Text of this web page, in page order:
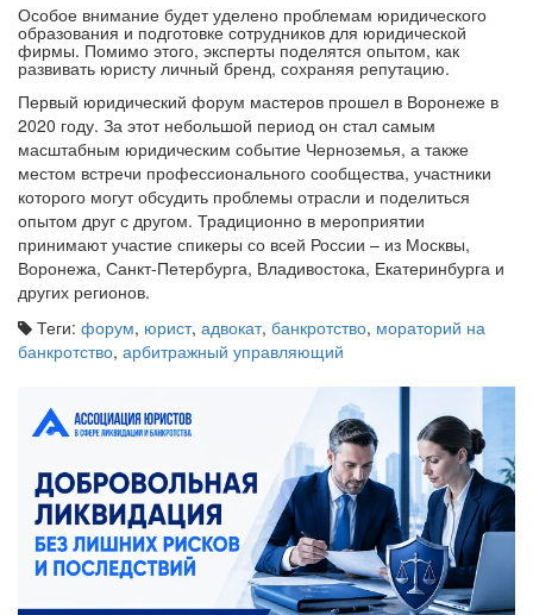
Особое внимание будет уделено проблемам юридического
образования и подготовке сотрудников для юридической
фирмы. Помимо этого, эксперты поделятся опытом, как
развивать юристу личный бренд, сохраняя репутацию.
Первый юридический форум мастеров прошел в Воронеже в
2020 году. За этот небольшой период он стал самым
масштабным юридическим событие Черноземья, а также
местом встречи профессионального сообщества, участники
которого могут обсудить проблемы отрасли и поделиться
опытом друг с другом. Традиционно в мероприятии
принимают участие спикеры со всей России – из Москвы,
Воронежа, Санкт-Петербурга, Владивостока, Екатеринбурга и
других регионов.
Теги: форум, юрист, адвокат, банкротство, мораторий на
банкротство, арбитражный управляющий